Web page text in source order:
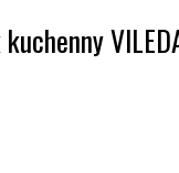
kuchenny